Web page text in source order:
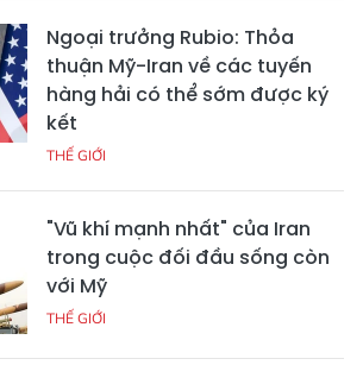
Ngoại trưởng Rubio: Thỏa
thuận Mỹ-Iran về các tuyến
hàng hải có thể sớm được ký
kết
THẾ GIỚI
"Vũ khí mạnh nhất" của Iran
trong cuộc đối đầu sống còn
với Mỹ
THẾ GIỚI